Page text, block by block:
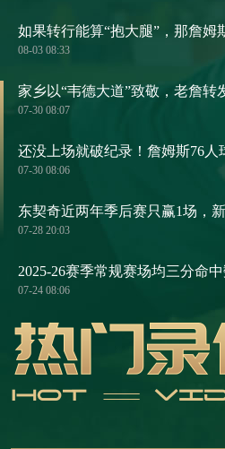
08-03 08:33
07-30 08:07
07-30 08:06
07-28 20:03
07-24 08:06